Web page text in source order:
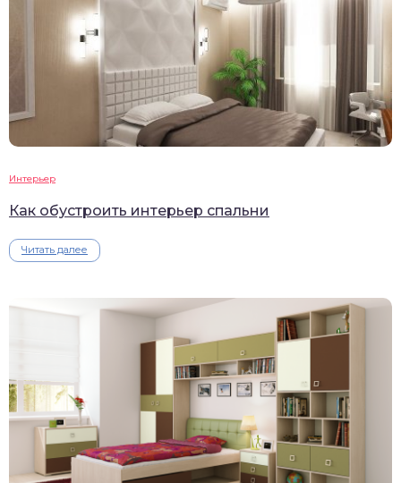
Интерьер
Как обустроить интерьер спальни
Читать далее